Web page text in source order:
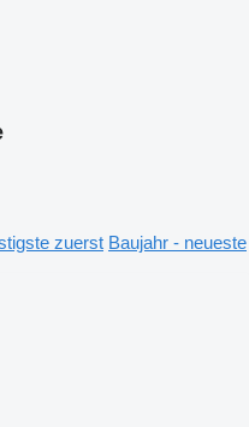
zuerst Baujahr - neueste